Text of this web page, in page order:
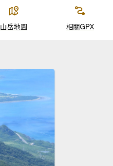
山岳地圖 相關GPX